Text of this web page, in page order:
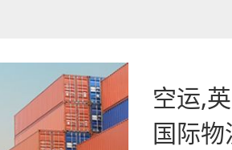
空运,
国际物